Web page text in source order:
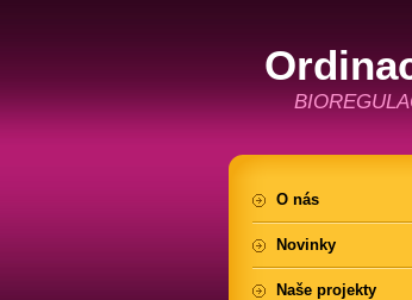
O nás
Novinky
Naše projekty